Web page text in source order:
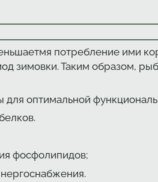
потребление ими
зимовки. Таким образом,
оптимальной
фосфолипидов;